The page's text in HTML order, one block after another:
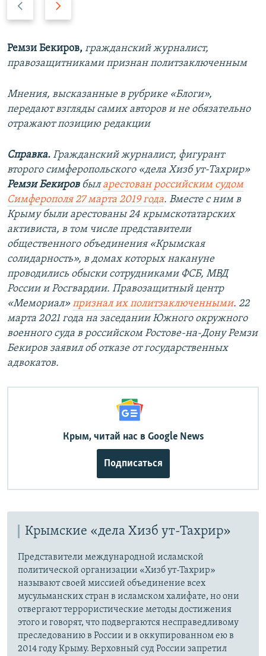
д
ы
у
щ
и
с
а
й
д
д
у
щ
и
й
й
Ремзи Бекиров, гражданский журналист,
правозащитниками признан политзаключенным
Мнения, высказанные в рубрике «Блоги»,
передают взгляды самих авторов и не обязательно
отражают позицию редакции
Справка. Гражданский журналист, фигурант
второго симферопольского «дела Хизб ут-Тахрир»
Ремзи Бекиров быларестован российским судом
Симферополя 27 марта 2019 года. Вместе с ним в
Крыму были арестованы 24 крымскотатарских
активиста, в том числе представители
общественного объединения «Крымская
солидарность», в домах которых накануне
проводились обыски сотрудниками ФСБ, МВД
России и Росгвардии. Правозащитный центр
«Мемориал» признал их политзаключенными. 22
марта 2021 года на заседании Южного окружного
военного суда в российском Ростове-на-Дону Ремзи
Бекиров заявил об отказе от государственных
адвокатов.
Крым, читай нас в Google News
Подписаться
Крымские «дела Хизб ут-Тахрир»
Представители международной исламской
политической организации «Хизб ут-Тахрир»
называют своей миссией объединение всех
мусульманских стран в исламском халифате, но они
отвергают террористические методы достижения
этого и говорят, что подвергаются несправедливому
преследованию в России и в оккупированном ею в
2014 году Крыму. Верховный суд России запретил